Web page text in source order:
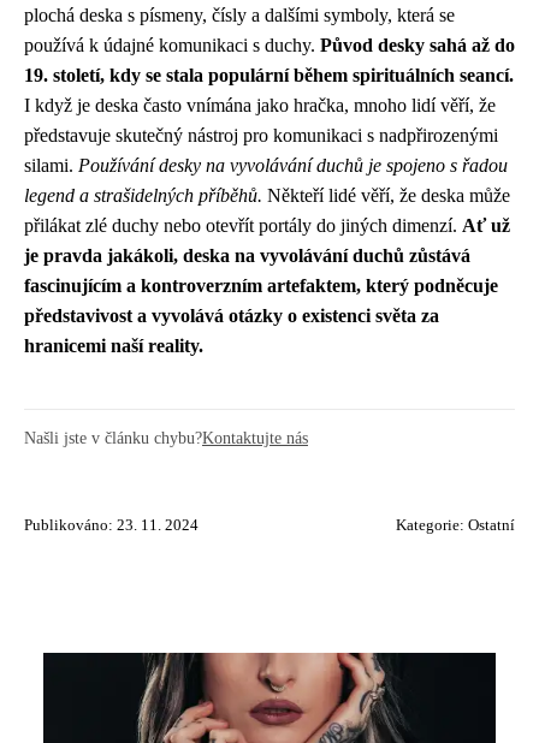
plochá deska s písmeny, čísly a dalšími symboly, která se
používá k údajné komunikaci s duchy. Původ desky sahá až do
19. století, kdy se stala populární během spirituálních seancí.
I když je deska často vnímána jako hračka, mnoho lidí věří, že
představuje skutečný nástroj pro komunikaci s nadpřirozenými
silami. Používání desky na vyvolávání duchů je spojeno s řadou
legend a strašidelných příběhů. Někteří lidé věří, že deska může
přilákat zlé duchy nebo otevřít portály do jiných dimenzí. Ať už
je pravda jakákoli, deska na vyvolávání duchů zůstává
fascinujícím a kontroverzním artefaktem, který podněcuje
představivost a vyvolává otázky o existenci světa za
hranicemi naší reality.
Našli jste v článku chybu?Kontaktujte nás
Publikováno: 23. 11. 2024 Kategorie: Ostatní